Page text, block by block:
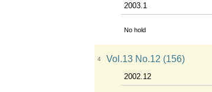
2003.1
No hold
4 Vol.13 No.12 (156)
2002.12